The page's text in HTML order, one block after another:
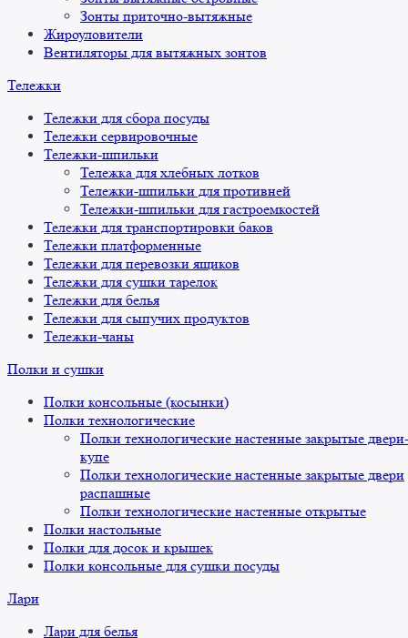
Зонты приточно-вытяжные
Жироуловители
Вентиляторы для вытяжных зонтов
Тележки
Тележки для сбора посуды
Тележки сервировочные
Тележки-шпильки
Тележка для хлебных лотков
Тележки-шпильки для противней
Тележки-шпильки для гастроемкостей
Тележки для транспортировки баков
Тележки платформенные
Тележки для перевозки ящиков
Тележки для сушки тарелок
Тележки для белья
Тележки для сыпучих продуктов
Тележки-чаны
Полки и сушки
Полки консольные (косынки)
Полки технологические
Полки технологические настенные закрытые двери-
купе
Полки технологические настенные закрытые двери
распашные
Полки технологические настенные открытые
Полки настольные
Полки для досок и крышек
Полки консольные для сушки посуды
Лари
Лари для белья